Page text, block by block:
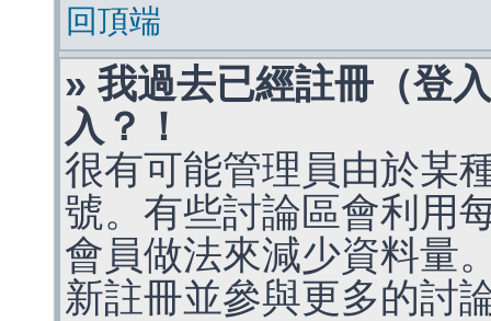
回頂端
» 我過去已經註冊（登
入？！
很有可能管理員由於某
號。有些討論區會利用
會員做法來減少資料量
新註冊並參與更多的討